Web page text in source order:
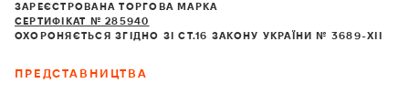
ЗАРЕЄСТРОВАНА ТОРГОВА МАРКА
СЕРТИФІКАТ № 285940
ОХОРОНЯЄТЬСЯ ЗГІДНО ЗІ СТ.16 ЗАКОНУ УКРАЇНИ № 3689-XII
ПРЕДСТАВНИЦТВА